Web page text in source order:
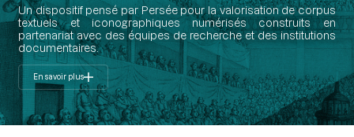
Un dispositif pensé par Persée pour la valorisation de corpus
textuels et iconographiques numérisés construits en
partenariat avec des équipes de recherche et des institutions
documentaires.
En savoir plus